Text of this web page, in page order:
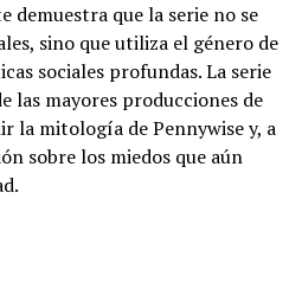
demuestra que la serie no se
sino que utiliza el género de
sociales profundas. La serie
las mayores producciones de
la mitología de Pennywise y, a
sobre los miedos que aún